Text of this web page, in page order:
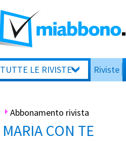
TUTTE LE RIVISTE Riviste
Abbonamento rivista
MARIA CON TE